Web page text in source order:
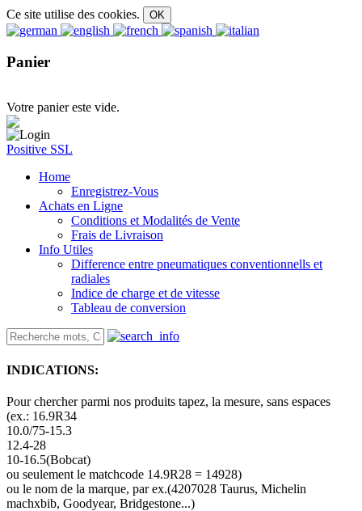
Ce site utilise des cookies.
Panier
Votre panier este vide.
Positive SSL
Home
Enregistrez-Vous
Achats en Ligne
Conditions et Modalités de Vente
Frais de Livraison
Info Utiles
Difference entre pneumatiques conventionnells et
radiales
Indice de charge et de vitesse
Tableau de conversion
INDICATIONS:
Pour chercher parmi nos produits tapez, la mesure, sans espaces
(ex.: 16.9R34
10.0/75-15.3
12.4-28
10-16.5(Bobcat)
ou seulement le matchcode 14.9R28 = 14928)
ou le nom de la marque, par ex.(4207028 Taurus, Michelin
machxbib, Goodyear, Bridgestone...)